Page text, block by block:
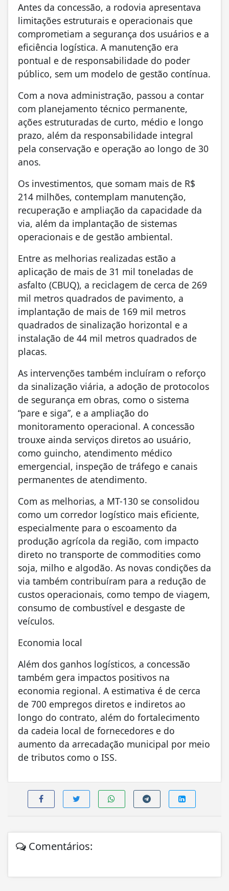
Antes da concessão, a rodovia apresentava
limitações estruturais e operacionais que
comprometiam a segurança dos usuários e a
eficiência logística. A manutenção era
pontual e de responsabilidade do poder
público, sem um modelo de gestão contínua.
Com a nova administração, passou a contar
com planejamento técnico permanente,
ações estruturadas de curto, médio e longo
prazo, além da responsabilidade integral
pela conservação e operação ao longo de 30
anos.
Os investimentos, que somam mais de R$
214 milhões, contemplam manutenção,
recuperação e ampliação da capacidade da
via, além da implantação de sistemas
operacionais e de gestão ambiental.
Entre as melhorias realizadas estão a
aplicação de mais de 31 mil toneladas de
asfalto (CBUQ), a reciclagem de cerca de 269
mil metros quadrados de pavimento, a
implantação de mais de 169 mil metros
quadrados de sinalização horizontal e a
instalação de 44 mil metros quadrados de
placas.
As intervenções também incluíram o reforço
da sinalização viária, a adoção de protocolos
de segurança em obras, como o sistema
“pare e siga”, e a ampliação do
monitoramento operacional. A concessão
trouxe ainda serviços diretos ao usuário,
como guincho, atendimento médico
emergencial, inspeção de tráfego e canais
permanentes de atendimento.
Com as melhorias, a MT-130 se consolidou
como um corredor logístico mais eficiente,
especialmente para o escoamento da
produção agrícola da região, com impacto
direto no transporte de commodities como
soja, milho e algodão. As novas condições da
via também contribuíram para a redução de
custos operacionais, como tempo de viagem,
consumo de combustível e desgaste de
veículos.
Economia local
Além dos ganhos logísticos, a concessão
também gera impactos positivos na
economia regional. A estimativa é de cerca
de 700 empregos diretos e indiretos ao
longo do contrato, além do fortalecimento
da cadeia local de fornecedores e do
aumento da arrecadação municipal por meio
de tributos como o ISS.
Comentários: